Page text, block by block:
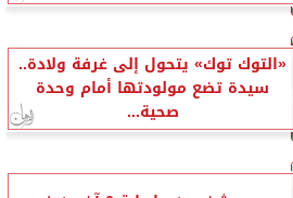
«التوك توك» يتحول إلى غرفة ولادة..
سيدة تضع مولودتها أمام وحدة
صحية...